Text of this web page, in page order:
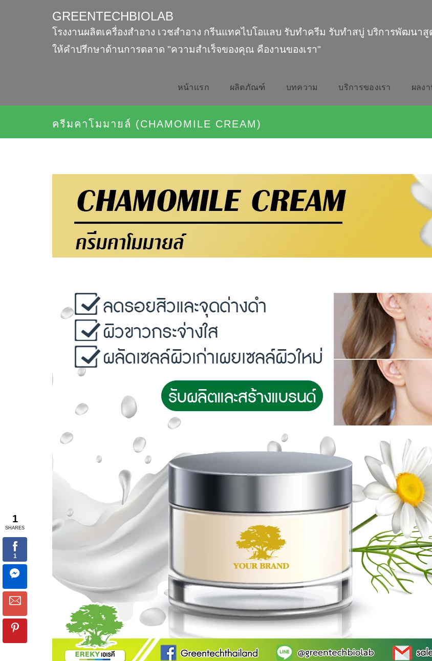
GREENTECHBIOLAB
โรงงานผลิตเครื่องสำอาง เวชสำอาง กรีนแทคไบโอแลบ รับทำครีม รับทำสบู่ บริการพัฒนา
ให้คำปรึกษาด้านการตลาด "ความสำเร็จของคุณ คืองานของเรา"
หน้าเเรก ผลิตภัณฑ์ บทความ บริการของเรา ผลง
ครีมคาโมมายล์ (CHAMOMILE CREAM)